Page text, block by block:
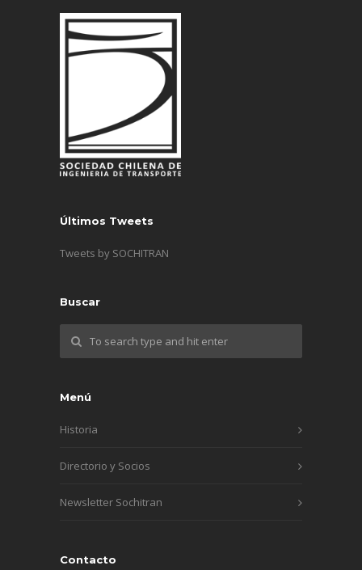
Últimos Tweets
Tweets by SOCHITRAN
Buscar
Menú
Historia
Directorio y Socios
Newsletter Sochitran
Contacto